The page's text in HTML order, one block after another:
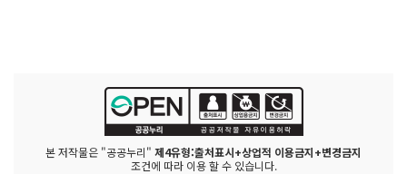
본 저작물은 "공공누리" 제4유형:출처표시+상업적 이용금지+변경금지
조건에 따라 이용 할 수 있습니다.